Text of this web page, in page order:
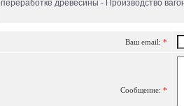
переработке древесины - Производство
Ваш email: *
Сообщение: *